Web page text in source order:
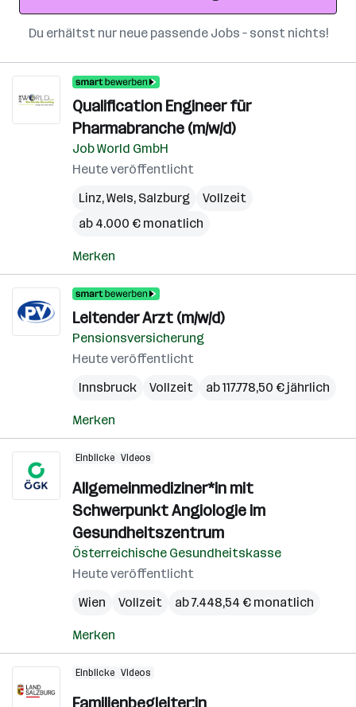
Du erhältst nur neue passende Jobs – sonst nichts!
Qualification Engineer für
Pharmabranche (m/w/d)
Job World GmbH
Heute veröffentlicht
Linz,Wels, Salzburg
Vollzeit
ab 4.000 € monatlich
Merken
Leitender Arzt (m/w/d)
Pensionsversicherung
Heute veröffentlicht
Innsbruck
Vollzeit ab 117.778,50 € jährlich
Merken
Einblicke Videos
Allgemeinmediziner*in mit
Schwerpunkt Angiologie im
Gesundheitszentrum
Österreichische Gesundheitskasse
Heute veröffentlicht
Wien
Vollzeit ab 7.448,54 € monatlich
Merken
Einblicke Videos
Familienbegleiter:in